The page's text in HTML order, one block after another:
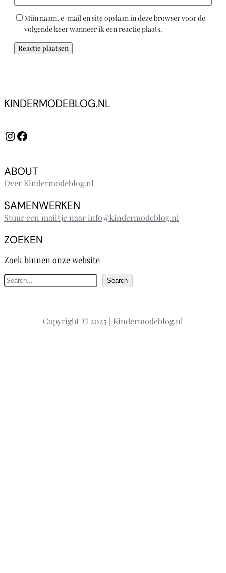
Mijn naam, e-mail en site opslaan in deze browser voor de
volgende keer wanneer ik een reactie plaats.
KINDERMODEBLOG.NL
InstagramFacebook
ABOUT
Over Kindermodeblog.nl
SAMENWERKEN
Stuur een mailtje naar info@kindermodeblog.nl
ZOEKEN
Zoek binnen onze website
Z
o
e
Search
Copyright © 2025 | Kindermodeblog.nl